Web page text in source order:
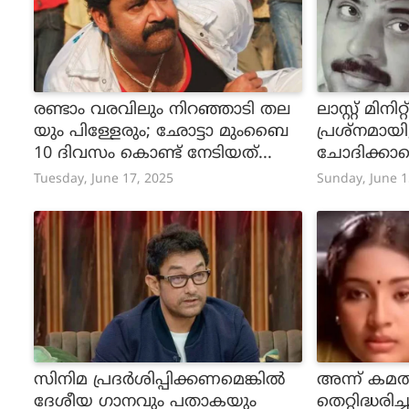
രണ്ടാം വരവിലും നിറഞ്ഞാടി തല
യും പിള്ളേരും; ഛോട്ടാ മുംബൈ
10 ദിവസം കൊണ്ട് നേടിയത്...
Tuesday, June 17, 2025
ലാസ്റ്റ്
നെയാണ് ആ
Sunday, June
സിനിമ പ്രദർശിപ്പിക്കണമെങ്കിൽ
ദേശീയ ഗാനവും പതാകയും
അന്ന്